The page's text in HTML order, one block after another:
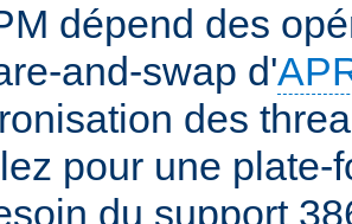
dépend des
and-swap d'
des
pour une plate-
du support